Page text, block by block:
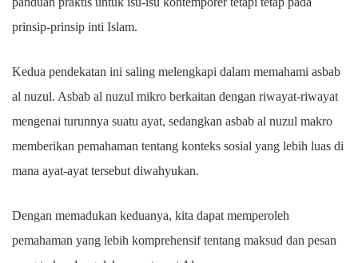
prinsip-prinsip inti Islam.
Kedua pendekatan ini saling melengkapi dalam memahami asbab
al nuzul. Asbab al nuzul mikro berkaitan dengan riwayat-riwayat
mengenai turunnya suatu ayat, sedangkan asbab al nuzul makro
memberikan pemahaman tentang konteks sosial yang lebih luas di
mana ayat-ayat tersebut diwahyukan.
Dengan memadukan keduanya, kita dapat memperoleh
pemahaman yang lebih komprehensif tentang maksud dan pesan